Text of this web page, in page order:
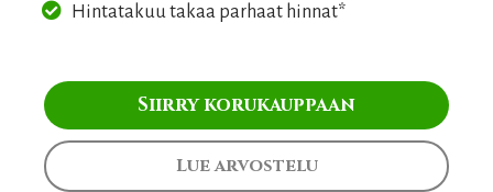
Hintatakuu takaa parhaat hinnat*
Siirry korukauppaan
Lue arvostelu